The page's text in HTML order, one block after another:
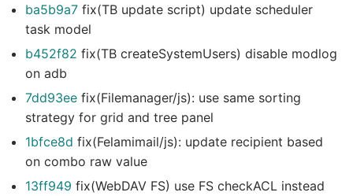
ba5b9a7 fix(TB update script) update scheduler
task model
b452f82 fix(TB createSystemUsers) disable modlog
on adb
7dd93ee fix(Filemanager/js): use same sorting
strategy for grid and tree panel
1bfce8d fix(Felamimail/js): update recipient based
on combo raw value
13ff949 fix(WebDAV FS) use FS checkACL instead